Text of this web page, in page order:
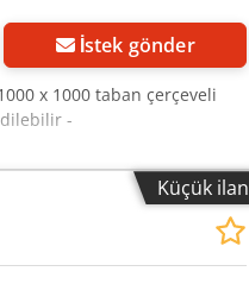
İstek gönder
x 1000 taban çerçeveli
-
Küçük ilan